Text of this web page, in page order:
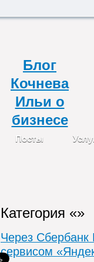
Категория «»
Через Сбербанк
сервисом
Блог
Кочнева
Ильи о
бизнесе
Посты